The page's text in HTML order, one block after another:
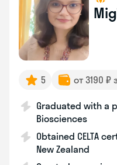
5 от 3190 ₽
Graduated with a
Biosciences
Obtained CELTA
New Zealand